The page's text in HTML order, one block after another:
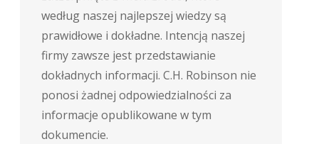
według naszej najlepszej wiedzy są
prawidłowe i dokładne. Intencją naszej
firmy zawsze jest przedstawianie
dokładnych informacji. C.H. Robinson nie
ponosi żadnej odpowiedzialności za
informacje opublikowane w tym
dokumencie.